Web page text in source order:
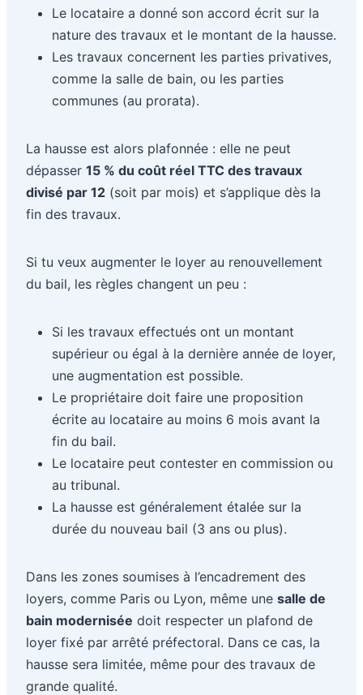
Le locataire a donné son accord écrit sur la
nature des travaux et le montant de la hausse.
Les travaux concernent les parties privatives,
comme la salle de bain, ou les parties
communes (au prorata).
La hausse est alors plafonnée : elle ne peut
dépasser 15 % du coût réel TTC des travaux
divisé par 12 (soit par mois) et s’applique dès la
fin des travaux.
Si tu veux augmenter le loyer au renouvellement
du bail, les règles changent un peu :
Si les travaux effectués ont un montant
supérieur ou égal à la dernière année de loyer,
une augmentation est possible.
Le propriétaire doit faire une proposition
écrite au locataire au moins 6 mois avant la
fin du bail.
Le locataire peut contester en commission ou
au tribunal.
La hausse est généralement étalée sur la
durée du nouveau bail (3 ans ou plus).
Dans les zones soumises à l’encadrement des
loyers, comme Paris ou Lyon, même une salle de
bain modernisée doit respecter un plafond de
loyer fixé par arrêté préfectoral. Dans ce cas, la
hausse sera limitée, même pour des travaux de
grande qualité.